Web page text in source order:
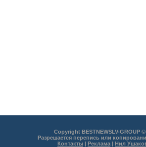
Copyright BESTNEWSLV-GROUP
Разрешается перепись или
Контакты | Реклама | Нил